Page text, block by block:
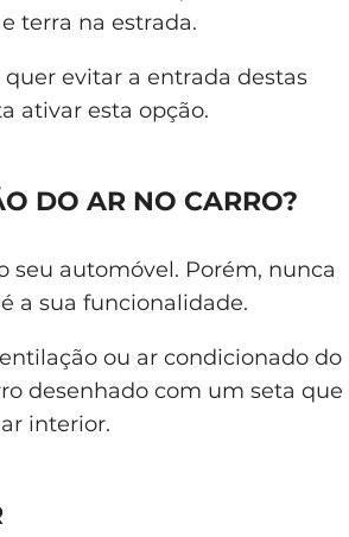
terra na estrada.
evitar a entrada destas
ativar esta opção.
DO AR NO CARRO?
seu automóvel. Porém, nunca
a sua funcionalidade.
ou ar condicionado do
desenhado com um seta que
interior.